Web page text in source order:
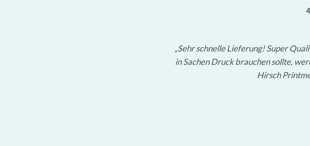
Sehr schnelle Lieferung! Super
in Sachen Druck brauchen sollte,
Hirsch